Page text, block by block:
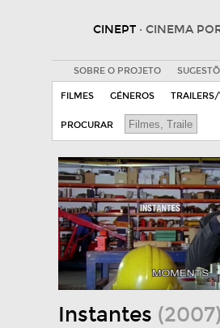
CINEPT · CINEMA
SOBRE O PROJETO
FILMES GÉNEROS
PROCURAR
Instantes (2007)